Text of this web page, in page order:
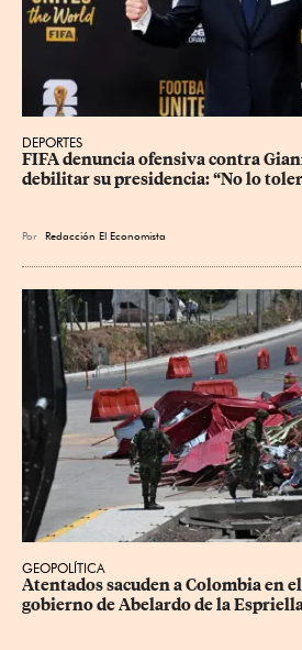
DEPORTES
FIFA denuncia ofensiva contra
debilitar su presidencia: “No lo
Por Redacción El Economista
GEOPOLÍTICA
Atentados sacuden a Colombia en
gobierno de Abelardo de la